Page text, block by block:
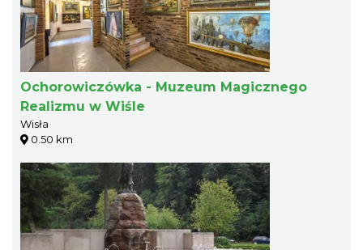
Ochorowiczówka - Muzeum Magicznego
Realizmu w Wiśle
Wisła
0.50 km